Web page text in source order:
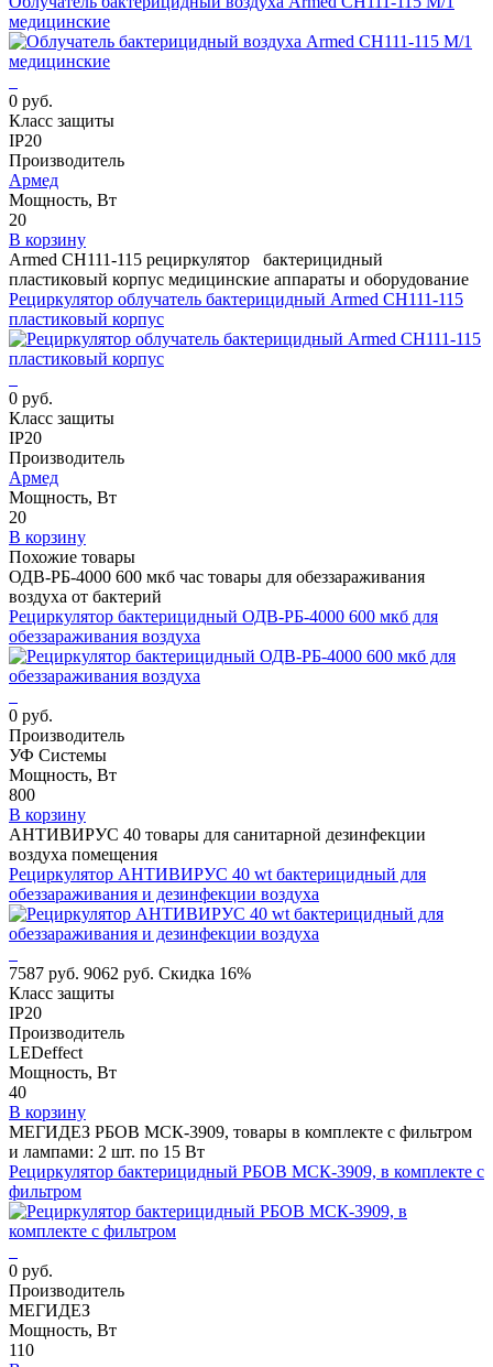
медицинские
0 руб.
Класс защиты
IP20
Производитель
Армед
Мощность, Вт
20
В корзину
Armed СH111-115 рециркулятор бактерицидный
пластиковый корпус медицинские аппараты и оборудование
Рециркулятор облучатель бактерицидный Armed СH111-115
пластиковый корпус
0 руб.
Класс защиты
IP20
Производитель
Армед
Мощность, Вт
20
В корзину
Похожие товары
ОДВ-РБ-4000 600 мкб час товары для обеззараживания
воздуха от бактерий
Рециркулятор бактерицидный ОДВ-РБ-4000 600 мкб для
обеззараживания воздуха
0 руб.
Производитель
УФ Системы
Мощность, Вт
800
В корзину
АНТИВИРУС 40 товары для санитарной дезинфекции
воздуха помещения
Рециркулятор АНТИВИРУС 40 wt бактерицидный для
обеззараживания и дезинфекции воздуха
7587 руб. 9062 руб. Скидка 16%
Класс защиты
IP20
Производитель
LEDeffect
Мощность, Вт
40
В корзину
МЕГИДЕЗ РБОВ МСК-3909, товары в комплекте с фильтром
и лампами: 2 шт. по 15 Вт
Рециркулятор бактерицидный РБОВ МСК-3909, в комплекте с
фильтром
0 руб.
Производитель
МЕГИДЕЗ
Мощность, Вт
110